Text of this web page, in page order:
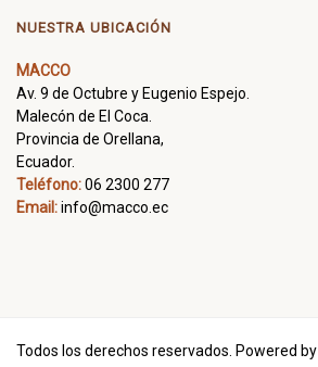
NUESTRA UBICACIÓN
MACCO
Av. 9 de Octubre y Eugenio Espejo.
Malecón de El Coca.
Provincia de Orellana,
Ecuador.
Teléfono:06 2300 277
Email:info@macco.ec
Todos los derechos reservados. Powered by